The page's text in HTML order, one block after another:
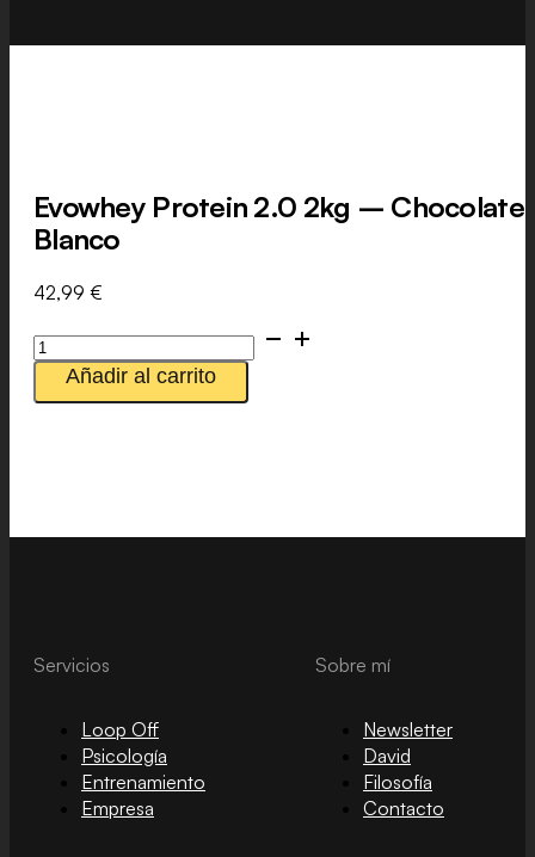
Evowhey Protein 2.0 2kg – Chocolate
Blanco
42,99 €
Evowhey
Protein
Añadir al carrito
Servicios
Loop Off
Psicología
Entrenamiento
Empresa
Sobre mí
Newsletter
David
Filosofía
Contacto